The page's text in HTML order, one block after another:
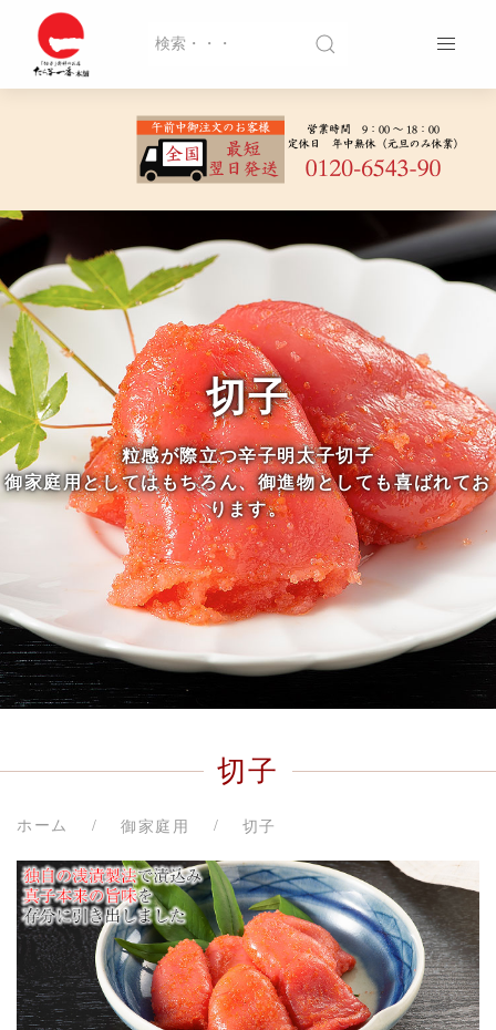
切子
粒感が際立つ辛子明太子切子
御家庭用としてはもちろん、御進物としても喜ばれてお
ります。
切子
ホーム 御家庭用 切子